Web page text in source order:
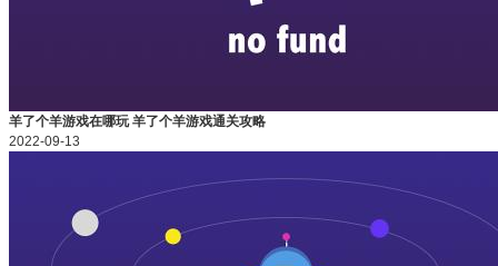
羊了个羊游戏在哪玩 羊了个羊游戏通关攻略
2022-09-13